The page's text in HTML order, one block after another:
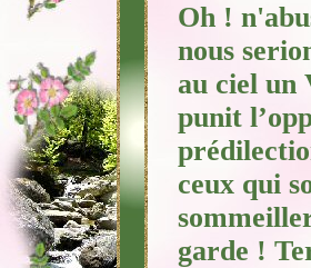
Oh !
nous
au ciel un
punit
ceux qui
garde !